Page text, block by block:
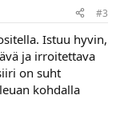
#3
Istuu hyvin,
ja irroitettava
on suht
kohdalla